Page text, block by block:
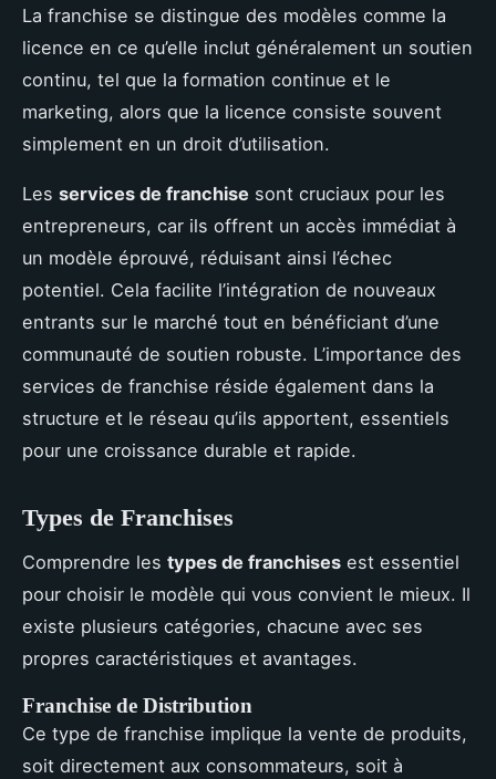
La franchise se distingue des modèles comme la
licence en ce qu’elle inclut généralement un soutien
continu, tel que la formation continue et le
marketing, alors que la licence consiste souvent
simplement en un droit d’utilisation.
Les services de franchise sont cruciaux pour les
entrepreneurs, car ils offrent un accès immédiat à
un modèle éprouvé, réduisant ainsi l’échec
potentiel. Cela facilite l’intégration de nouveaux
entrants sur le marché tout en bénéficiant d’une
communauté de soutien robuste. L’importance des
services de franchise réside également dans la
structure et le réseau qu’ils apportent, essentiels
pour une croissance durable et rapide.
Types de Franchises
Comprendre les types de franchises est essentiel
pour choisir le modèle qui vous convient le mieux. Il
existe plusieurs catégories, chacune avec ses
propres caractéristiques et avantages.
Franchise de Distribution
Ce type de franchise implique la vente de produits,
soit directement aux consommateurs, soit à